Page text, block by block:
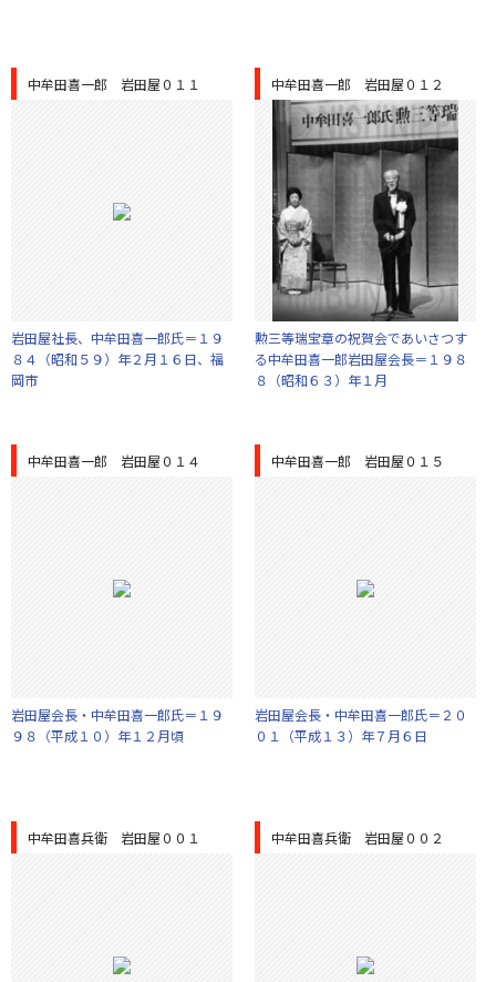
中牟田喜一郎 岩田屋０１１
岩田屋社長、中牟田喜一郎氏＝１９
８４（昭和５９）年２月１６日、福
岡市
中牟田喜一郎 岩田屋０１２
勲三等瑞宝章の祝賀会であいさつす
る中牟田喜一郎岩田屋会長＝１９８
８（昭和６３）年１月
中牟田喜一郎 岩田屋０１４
岩田屋会長・中牟田喜一郎氏＝１９
９８（平成１０）年１２月頃
中牟田喜一郎 岩田屋０１５
岩田屋会長・中牟田喜一郎氏＝２０
０１（平成１３）年７月６日
中牟田喜兵衛 岩田屋００１ 中牟田喜兵衛 岩田屋００２